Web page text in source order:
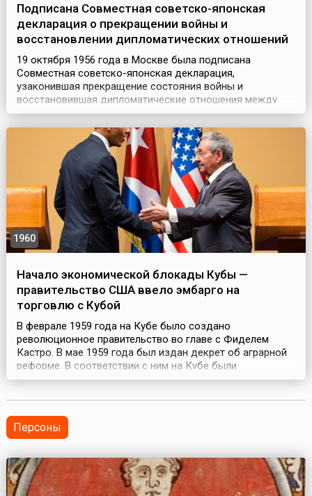
Подписана Совместная советско-японская
декларация о прекращении войны и
восстановлении дипломатических отношений
19 октября 1956 года в Москве была подписана
Совместная советско-японская декларация,
узаконившая прекращение состояния войны и
восстановившая дипломатические отношения между
двумя государствами. Документ подписали
председатель Совета министров СССР Николай
Булганин и премьер-министр Японии Итиро Хатояма. С
советской стороны декларацию также подписал
министр иностранных дел Дмитрий Шепилов, а с яп...
1960
Начало экономической блокады Кубы —
правительство США ввело эмбарго на
торговлю с Кубой
В феврале 1959 года на Кубе было создано
революционное правительство во главе с Фиделем
Кастро. В мае 1959 года был издан декрет об аграрной
реформе. В соответствии с ним на Кубе были
ликвидированы частные латифундии и землевладение
остальные распределены среди крестьян. 22 июля 1960
года правительство...
Персоны